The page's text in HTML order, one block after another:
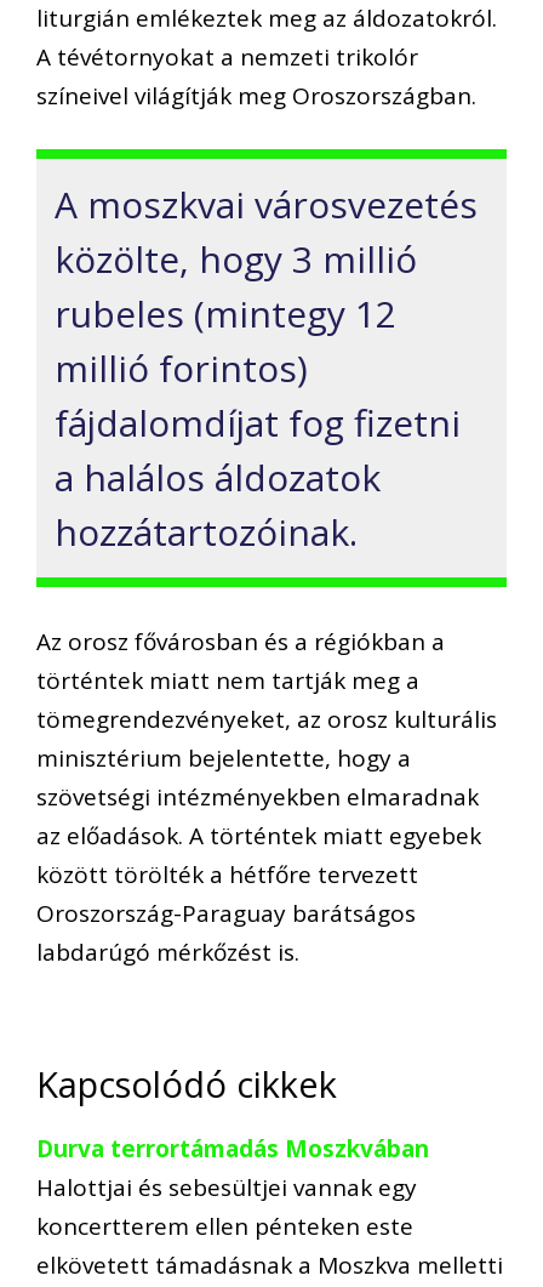
liturgián emlékeztek meg az áldozatokról.
A tévétornyokat a nemzeti trikolór
színeivel világítják meg Oroszországban.
A moszkvai városvezetés
közölte, hogy 3 millió
rubeles (mintegy 12
millió forintos)
fájdalomdíjat fog fizetni
a halálos áldozatok
hozzátartozóinak.
Az orosz fővárosban és a régiókban a
történtek miatt nem tartják meg a
tömegrendezvényeket, az orosz kulturális
minisztérium bejelentette, hogy a
szövetségi intézményekben elmaradnak
az előadások. A történtek miatt egyebek
között törölték a hétfőre tervezett
Oroszország-Paraguay barátságos
labdarúgó mérkőzést is.
Kapcsolódó cikkek
Durva terrortámadás Moszkvában
Halottjai és sebesültjei vannak egy
koncertterem ellen pénteken este
elkövetett támadásnak a Moszkva melletti